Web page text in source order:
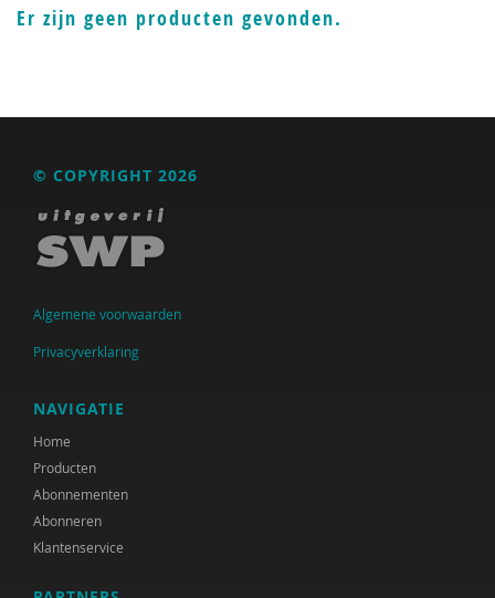
Karijn van den Berg
Albert Boon
Suzanne Bouma
Kaveh Bouteh
Büsrâ K ca
Mellouki Cadat-Lampe
Er zijn geen producten gevonden.
© COPYRIGHT 2026
Algemene voorwaarden
Privacyverklaring
NAVIGATIE
Home
Producten
Abonnementen
Abonneren
Klantenservice